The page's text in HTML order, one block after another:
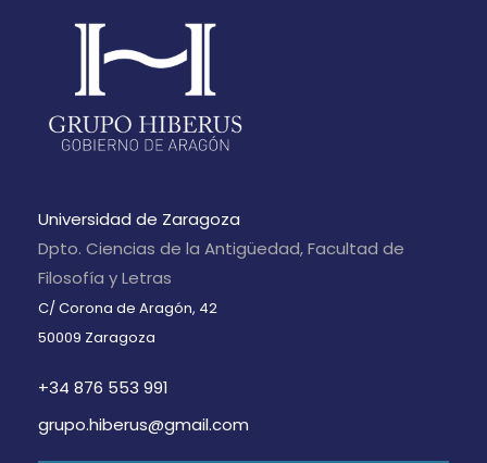
Universidad de Zaragoza
Dpto. Ciencias de la Antigüedad, Facultad de
Filosofía y Letras
C/ Corona de Aragón, 42
50009 Zaragoza
+34 876 553 991
grupo.hiberus@gmail.com